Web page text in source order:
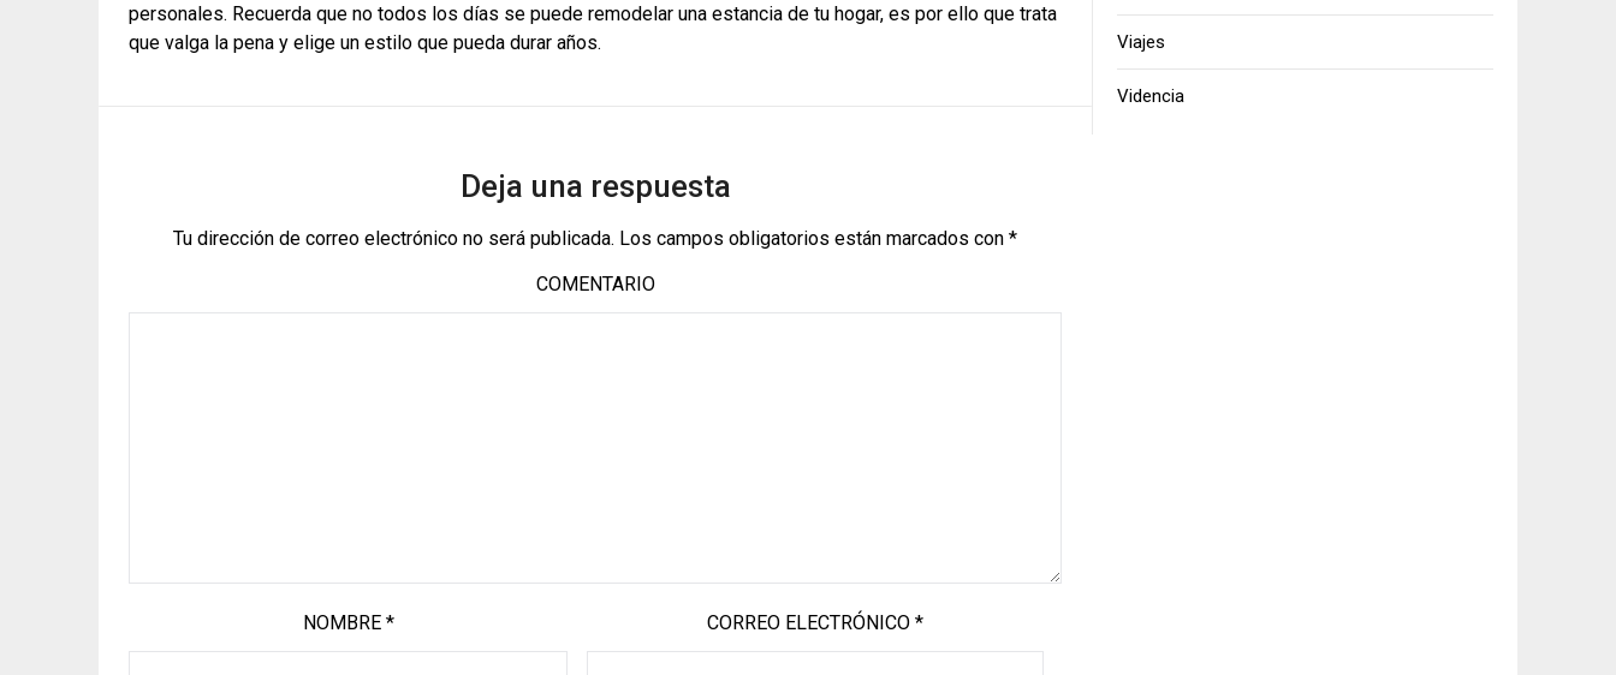
personales. Recuerda que no todos los días se puede remodelar una estancia de tu hogar, es por ello que trata
que valga la pena y elige un estilo que pueda durar años.
Deja una respuesta
Tu dirección de correo electrónico no será publicada. Los campos obligatorios están marcados con *
COMENTARIO
NOMBRE * CORREO ELECTRÓNICO *
Viajes
Videncia